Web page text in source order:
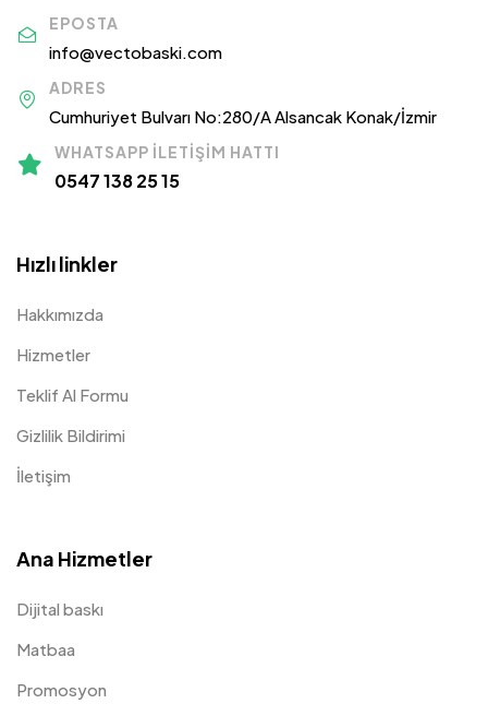
EPOSTA
info@vectobaski.com
ADRES
Cumhuriyet Bulvarı No:280/A Alsancak Konak/İzmir
WHATSAPP İLETIŞIM HATTI
0547 138 25 15
Hızlı linkler
Hakkımızda
Hizmetler
Teklif Al Formu
Gizlilik Bildirimi
İletişim
Ana Hizmetler
Dijital baskı
Matbaa
Promosyon